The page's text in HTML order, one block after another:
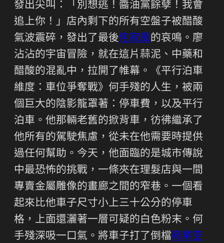
發出尖叫：「別想逃！醬油黨餘孽！我會
追上你！」店內剩下的所有空盤子被醋酸
氣波震碎，發出了最後侘寂風的哀鳴。廖
沾沾的宇宙冒險，就在這片蒜泥、中藥和
醋酸的混亂中，拉開了帷幕。《平行泊車
維度：車位爭奪戰》何手殘的人生，被兩
個巨大的陰影籠罩著：停車費，以及平行
泊車。他那輛老舊的掀背車，彷彿繼承了
他所有的駕駛焦慮，從未在他需要時提供
過任何幫助。今天，他面臨的是城市傳說
中最恐怖的挑戰，一條夾在理髮店與一間
專賣金屬雕像的畫廊之間的窄巷。一個看
起來比他車子尺寸小上三十公分的停車
格，上面還灑著一層可疑的白色粉末。何
手殘深吸一口氣。將車子打了倒檔商業空